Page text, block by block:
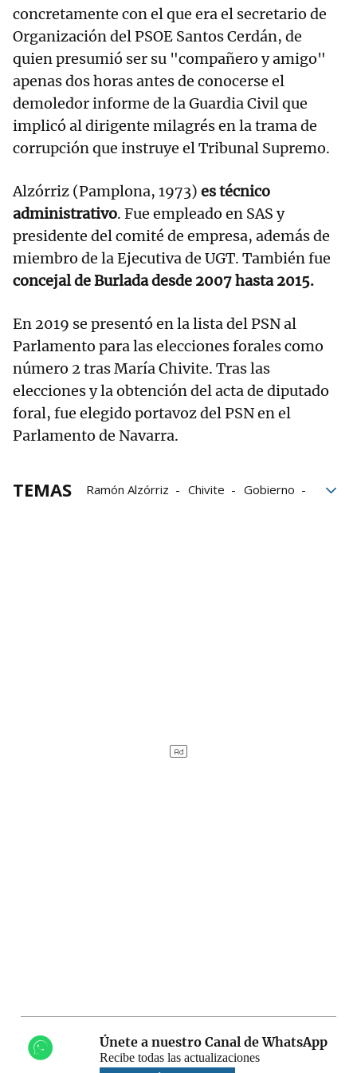
concretamente con el que era el secretario de
Organización del PSOE Santos Cerdán, de
quien presumió ser su "compañero y amigo"
apenas dos horas antes de conocerse el
demoledor informe de la Guardia Civil que
implicó al dirigente milagrés en la trama de
corrupción que instruye el Tribunal Supremo.
Alzórriz (Pamplona, 1973) es técnico
administrativo. Fue empleado en SAS y
presidente del comité de empresa, además de
miembro de la Ejecutiva de UGT. También fue
concejal de Burlada desde 2007 hasta 2015.
En 2019 se presentó en la lista del PSN al
Parlamento para las elecciones forales como
número 2 tras María Chivite. Tras las
elecciones y la obtención del acta de diputado
foral, fue elegido portavoz del PSN en el
Parlamento de Navarra.
TEMAS Ramón Alzórriz Chivite
Gobierno
Únete a nuestro Canal de WhatsApp
Recibe todas las actualizaciones